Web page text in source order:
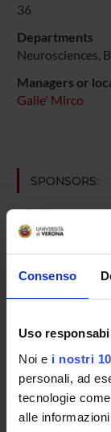
Consenso
Uso
Noi e i nostri
personali, ad
tecnologie
alle
36
Departments
Neurosciences,
Managers or
Galie' Mirco
SPONSORS:
MIUR
Funds:assigned
PROJECT
Mirco Galie'
Associate
RESEARCH